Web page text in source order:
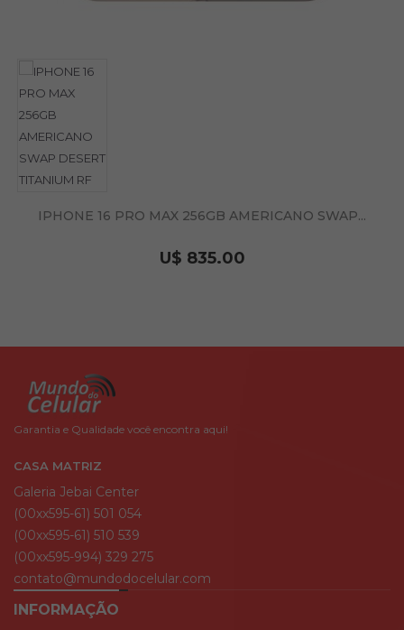
IPHONE 16 PRO MAX 256GB AMERICANO SWAP...
U$ 835.00
Garantia e Qualidade você encontra aqui!
CASA MATRIZ
Galeria Jebai Center
(00xx595-61) 501 054
(00xx595-61) 510 539
(00xx595-994) 329 275
contato@mundodocelular.com
INFORMAÇÃO